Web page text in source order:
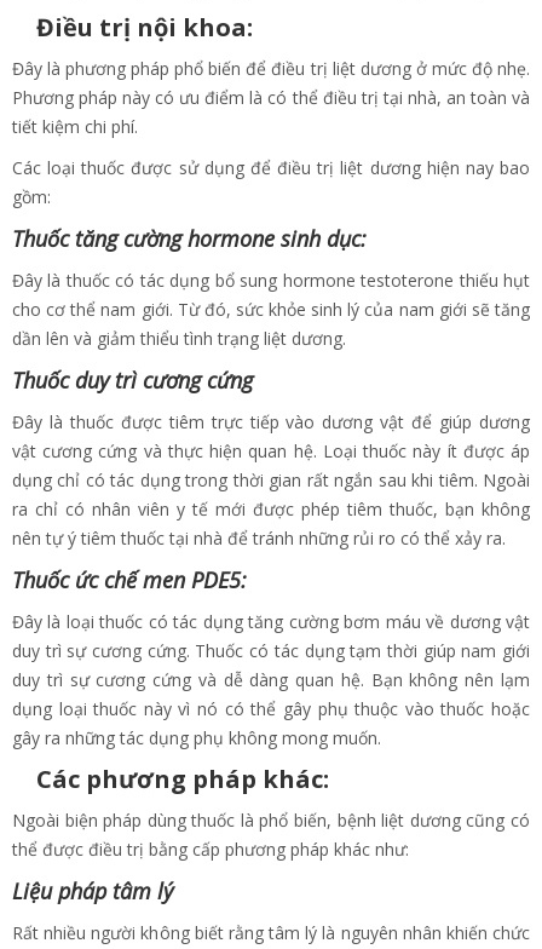
Điều trị nội khoa:
Đây là phương pháp phổ biến để điều trị liệt dương ở mức độ nhẹ.
Phương pháp này có ưu điểm là có thể điều trị tại nhà, an toàn và
tiết kiệm chi phí.
Các loại thuốc được sử dụng để điều trị liệt dương hiện nay bao
gồm:
Thuốc tăng cường hormone sinh dục:
Đây là thuốc có tác dụng bổ sung hormone testoterone thiếu hụt
cho cơ thể nam giới. Từ đó, sức khỏe sinh lý của nam giới sẽ tăng
dần lên và giảm thiểu tình trạng liệt dương.
Thuốc duy trì cương cứng
Đây là thuốc được tiêm trực tiếp vào dương vật để giúp dương
vật cương cứng và thực hiện quan hệ. Loại thuốc này ít được áp
dụng chỉ có tác dụng trong thời gian rất ngắn sau khi tiêm. Ngoài
ra chỉ có nhân viên y tế mới được phép tiêm thuốc, bạn không
nên tự ý tiêm thuốc tại nhà để tránh những rủi ro có thể xảy ra.
Thuốc ức chế men PDE5:
Đây là loại thuốc có tác dụng tăng cường bơm máu về dương vật
duy trì sự cương cứng. Thuốc có tác dụng tạm thời giúp nam giới
duy trì sự cương cứng và dễ dàng quan hệ. Bạn không nên lạm
dụng loại thuốc này vì nó có thể gây phụ thuộc vào thuốc hoặc
gây ra những tác dụng phụ không mong muốn.
Các phương pháp khác:
Ngoài biện pháp dùng thuốc là phổ biến, bệnh liệt dương cũng có
thể được điều trị bằng cấp phương pháp khác như:
Liệu pháp tâm lý
Rất nhiều người không biết rằng tâm lý là nguyên nhân khiến chức